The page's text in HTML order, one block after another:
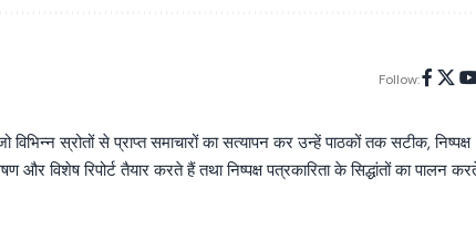
Follow:
स्रोतों से प्राप्त समाचारों का सत्यापन कर उन्हें पाठकों तक सटीक, निष्पक्ष
विशेष रिपोर्ट तैयार करते हैं तथा निष्पक्ष पत्रकारिता के सिद्धांतों का पालन